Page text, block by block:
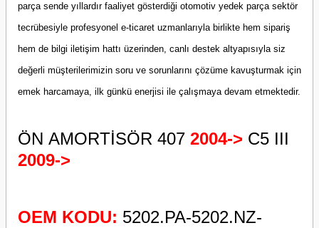
parça sende yıllardır faaliyet gösterdiği otomotiv yedek parça sektör
tecrübesiyle profesyonel e-ticaret uzmanlarıyla birlikte hem sipariş
hem de bilgi iletişim hattı üzerinden, canlı destek altyapısıyla siz
değerli müşterilerimizin soru ve sorunlarını çözüme kavuşturmak için
emek harcamaya, ilk günkü enerjisi ile çalışmaya devam etmektedir.
ÖN AMORTİSÖR 407 2004-> C5 III
2009->
OEM KODU: 5202.PA-5202.NZ-